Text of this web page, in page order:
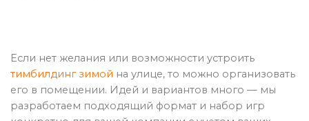
Если нет желания или возможности устроить
тимбилдинг зимой на улице, то можно организовать
его в помещении. Идей и вариантов много — мы
разработаем подходящий формат и набор игр